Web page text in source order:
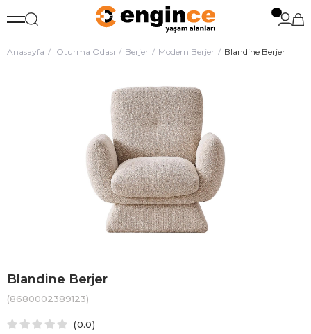
Anasayfa Oturma Odası Berjer Modern Berjer Blandine Berjer
Blandine Berjer
(8680002389123)
0.0